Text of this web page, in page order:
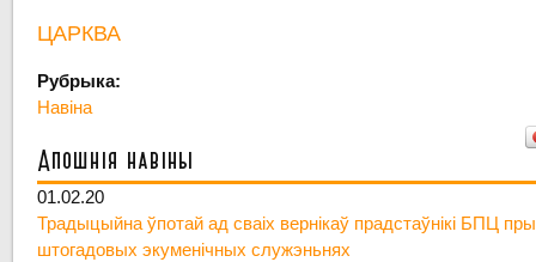
ЦАРКВА
Рубрыка:
Навіна
Апошнія навіны
01.02.20
Традыцыйна ўпотай ад сваіх вернікаў прадстаўнікі БПЦ
штогадовых экуменічных служэньнях